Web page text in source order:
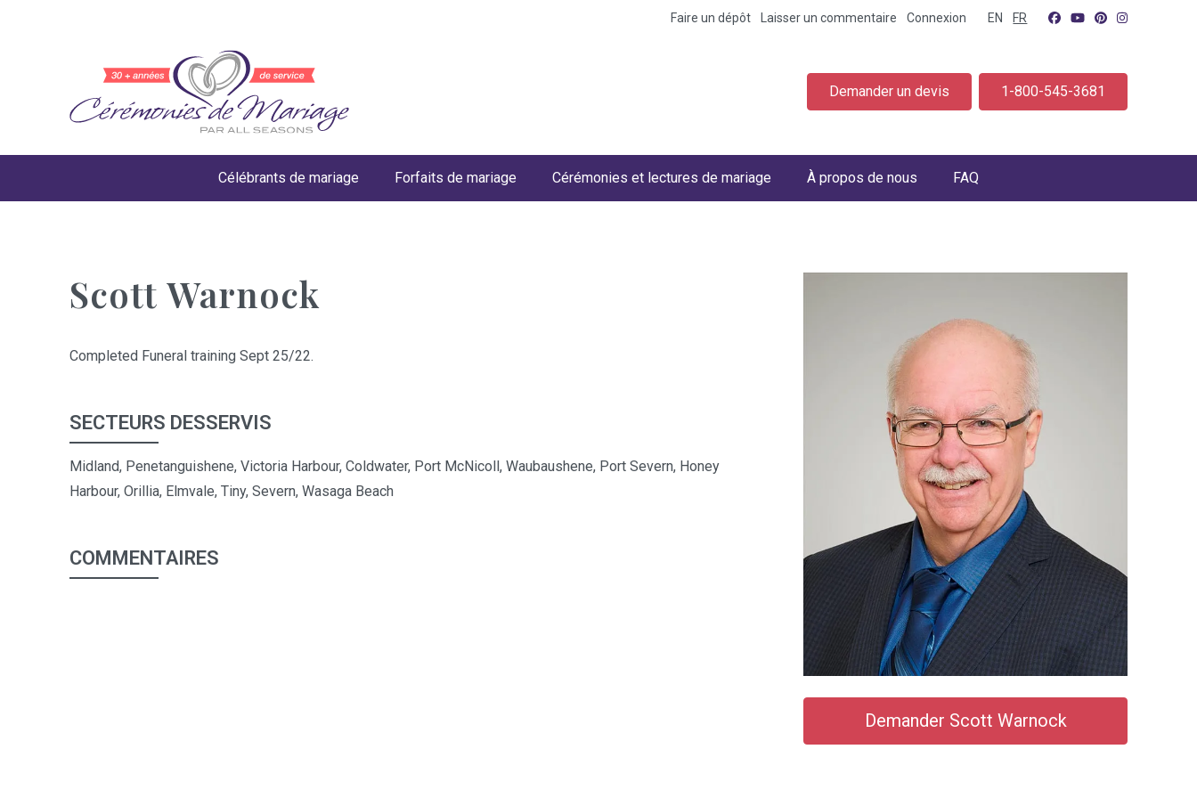
Faire un dépôt Laisser un commentaire Connexion EN FR
Demander un devis 1-800-545-3681
Célébrants de mariage Forfaits de mariage Cérémonies et lectures de mariage À propos de nous FAQ
Scott Warnock
Completed Funeral training Sept 25/22.
SECTEURS DESSERVIS
Midland, Penetanguishene, Victoria Harbour, Coldwater, Port McNicoll, Waubaushene, Port Severn, Honey
Harbour, Orillia, Elmvale, Tiny, Severn, Wasaga Beach
COMMENTAIRES
Demander Scott Warnock